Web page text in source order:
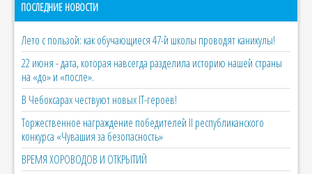
ПОСЛЕДНИЕ НОВОСТИ
Лето с пользой: как обучающиеся 47-й школы проводят каникулы!
22 июня - дата, которая навсегда разделила историю нашей страны
на «до» и «после».
В Чебоксарах чествуют новых IT-героев!
Торжественное награждение победителей II республиканского
конкурса «Чувашия за безопасность»
ВРЕМЯ ХОРОВОДОВ И ОТКРЫТИЙ